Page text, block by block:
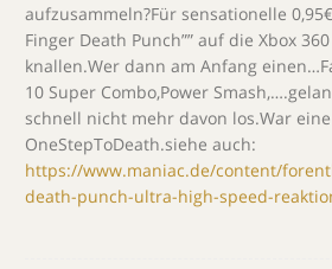
aufzusammeln?Für sensationelle
Finger Death Punch”” auf die Xbox
knallen.Wer dann am Anfang
10 Super Combo,Power
schnell nicht mehr davon los.War
OneStepToDeath.siehe auch:
https://www.maniac.de/content/
death-punch-ultra-high-speed-